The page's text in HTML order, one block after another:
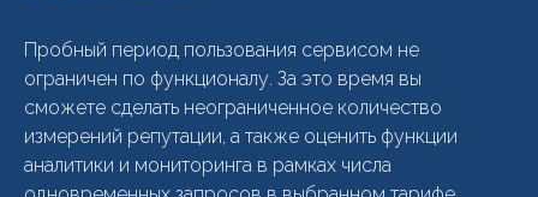
Пробный период пользования сервисом не
ограничен по функционалу. За это время вы
сможете сделать неограниченное количество
измерений репутации, а также оценить функции
аналитики и мониторинга в рамках числа